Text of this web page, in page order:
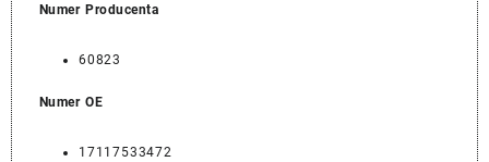
Numer Producenta
60823
Numer OE
17117533472